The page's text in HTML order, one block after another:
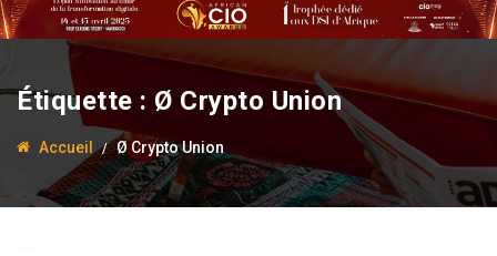
Étiquette : Ø Crypto Union
Accueil Ø Crypto Union